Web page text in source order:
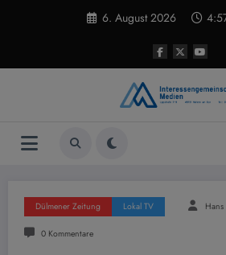
6. August 2026
Dülmener Zeitung Lokal TV Hans
0 Kommentare